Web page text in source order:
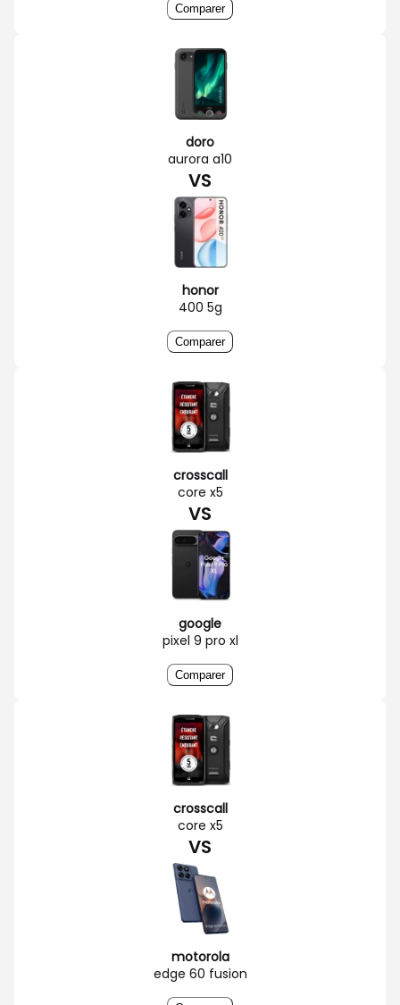
Comparer
doro
aurora a10
VS
honor
400 5g
Comparer
crosscall
core x5
VS
google
pixel 9 pro xl
Comparer
crosscall
core x5
VS
motorola
edge 60 fusion